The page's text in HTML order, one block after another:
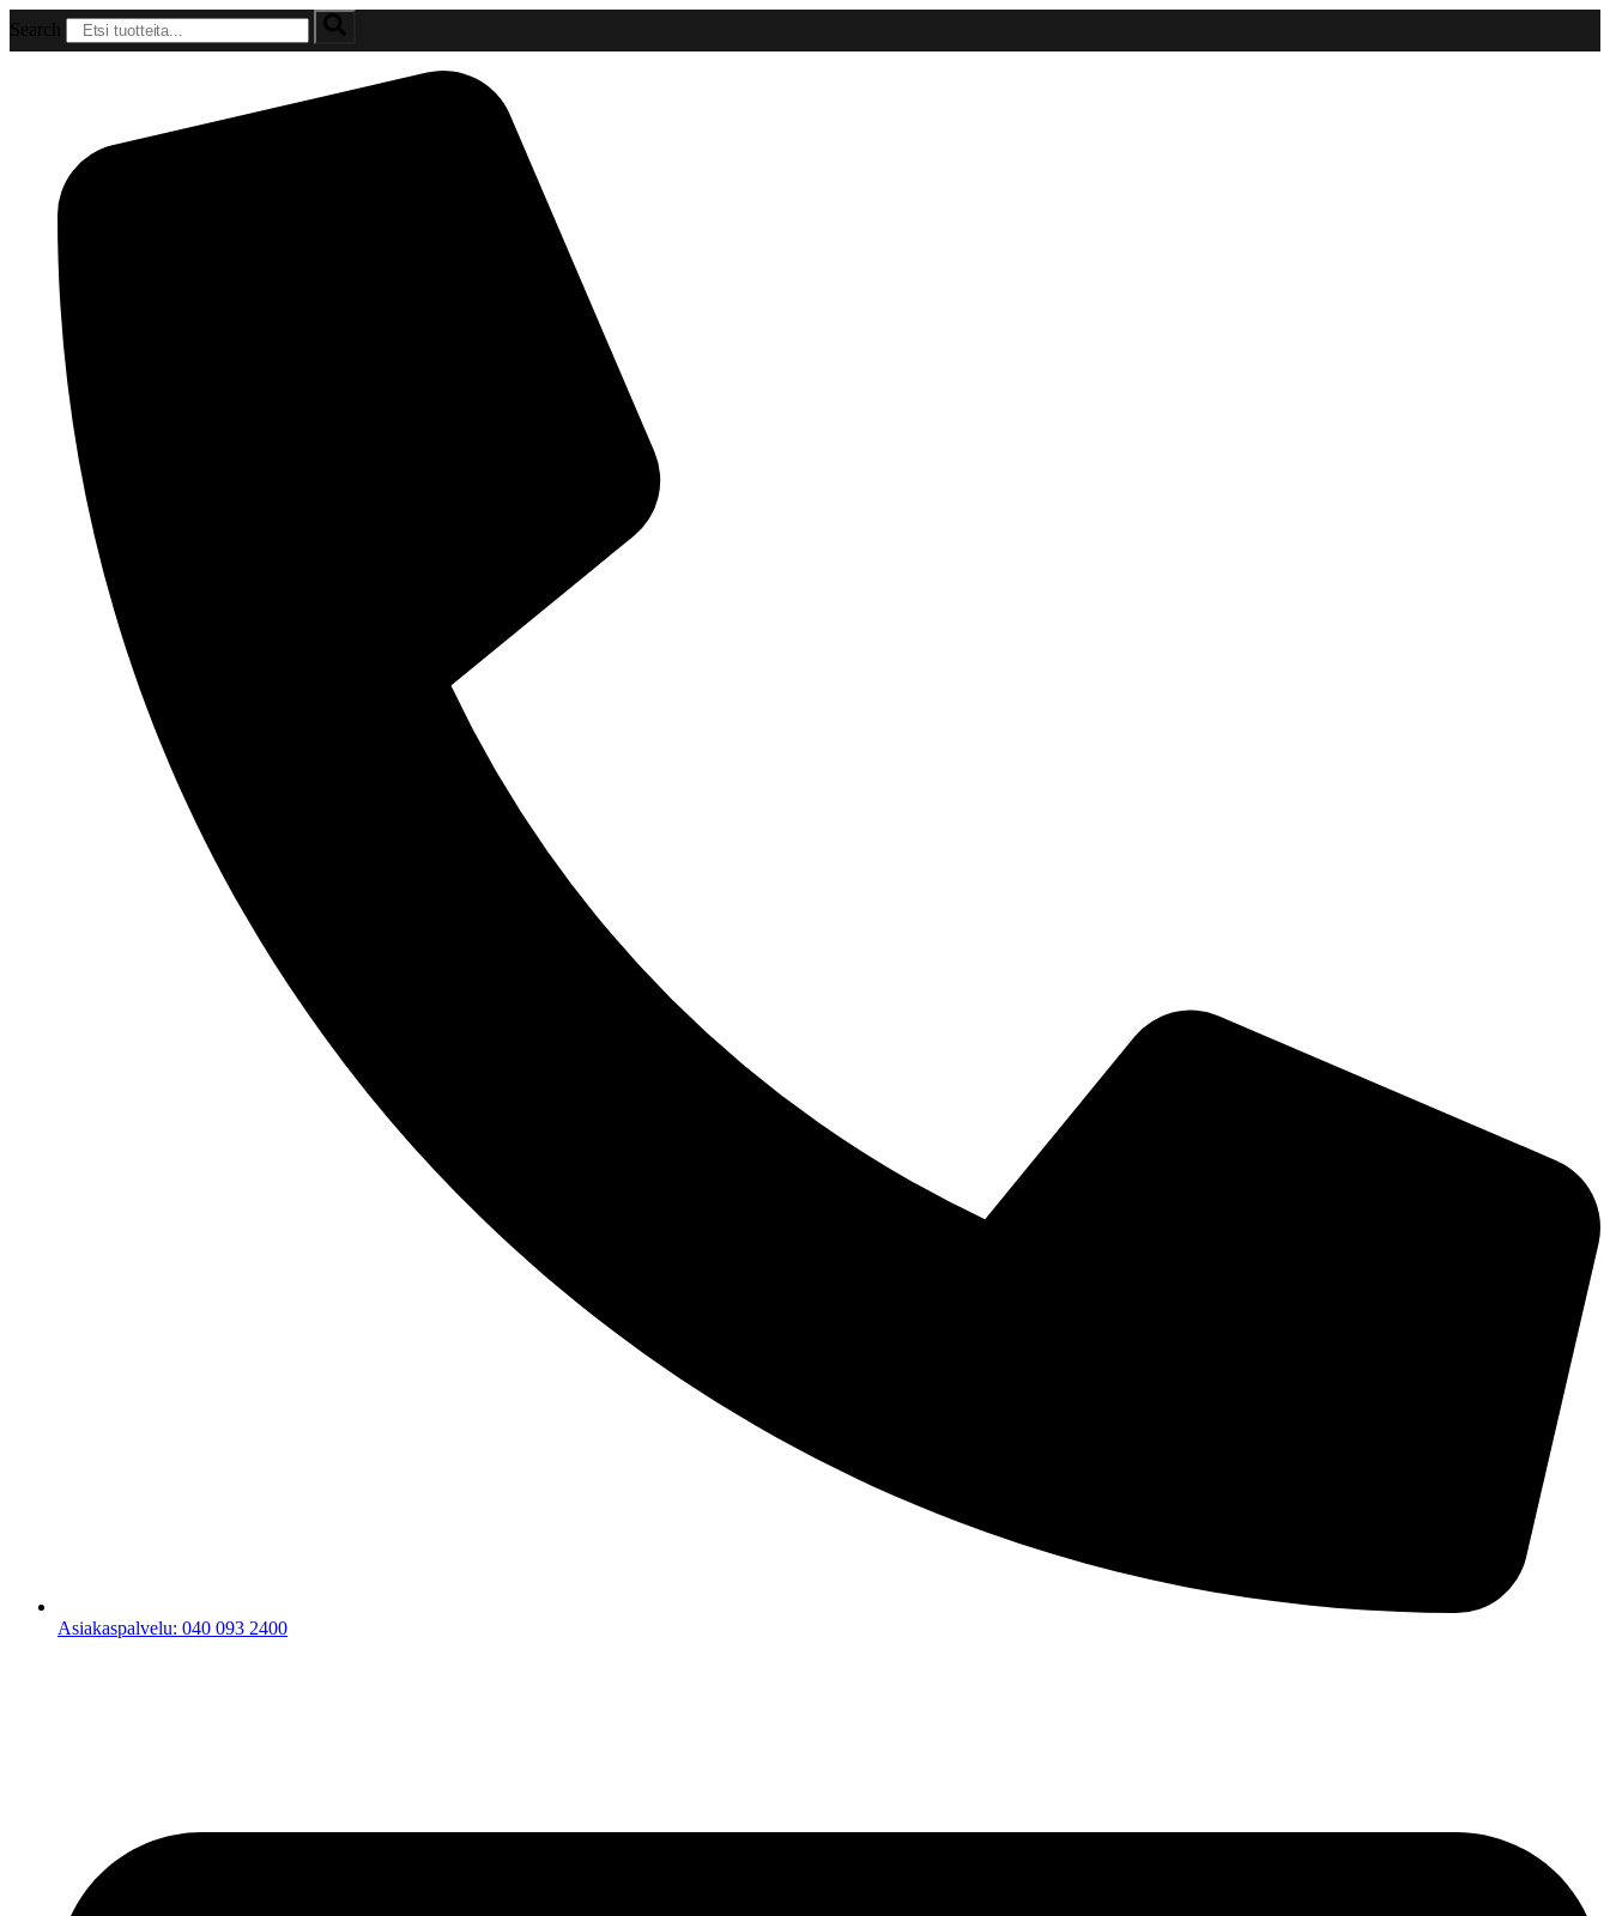
sisältöön
Search
Asiakaspalvelu: 040 093 2400